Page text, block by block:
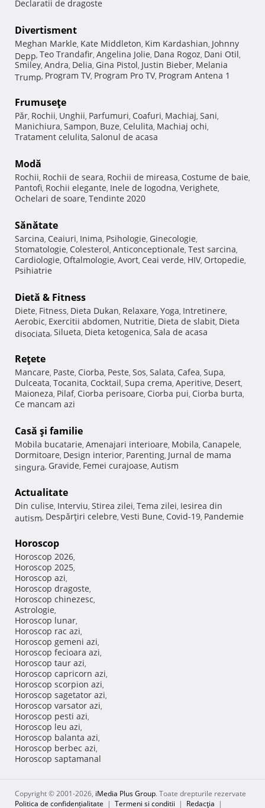
Declaratii de dragoste
Divertisment
Meghan Markle, Kate Middleton, Kim Kardashian, Johnny
Depp, Teo Trandafir, Angelina Jolie, Dana Rogoz, Dani Otil,
Smiley, Andra, Delia, Gina Pistol, Justin Bieber, Melania
Trump, Program TV, Program Pro TV, Program Antena 1
Frumuseţe
Păr, Rochii, Unghii, Parfumuri, Coafuri, Machiaj, Sani,
Manichiura, Sampon, Buze, Celulita, Machiaj ochi,
Tratament celulita, Salonul de acasa
Modă
Rochii, Rochii de seara, Rochii de mireasa, Costume de baie,
Pantofi, Rochii elegante, Inele de logodna, Verighete,
Ochelari de soare, Tendinte 2020
Sănătate
Sarcina, Ceaiuri, Inima, Psihologie, Ginecologie,
Stomatologie, Colesterol, Anticonceptionale, Test sarcina,
Cardiologie, Oftalmologie, Avort, Ceai verde, HIV, Ortopedie,
Psihiatrie
Dietă & Fitness
Diete, Fitness, Dieta Dukan, Relaxare, Yoga, Intretinere,
Aerobic, Exercitii abdomen, Nutritie, Dieta de slabit, Dieta
disociata, Silueta, Dieta ketogenica, Sala de acasa
Reţete
Mancare, Paste, Ciorba, Peste, Sos, Salata, Cafea, Supa,
Dulceata, Tocanita, Cocktail, Supa crema, Aperitive, Desert,
Maioneza, Pilaf, Ciorba perisoare, Ciorba pui, Ciorba burta,
Ce mancam azi
Casă şi familie
Mobila bucatarie, Amenajari interioare, Mobila, Canapele,
Dormitoare, Design interior, Parenting, Jurnal de mama
singura, Gravide, Femei curajoase, Autism
Actualitate
Din culise, Interviu, Stirea zilei, Tema zilei, Iesirea din
autism, Despărţiri celebre, Vesti Bune, Covid-19, Pandemie
Horoscop
Horoscop 2026,
Horoscop 2025,
Horoscop azi,
Horoscop dragoste,
Horoscop chinezesc,
Astrologie,
Horoscop lunar,
Horoscop rac azi,
Horoscop gemeni azi,
Horoscop fecioara azi,
Horoscop taur azi,
Horoscop capricorn azi,
Horoscop scorpion azi,
Horoscop sagetator azi,
Horoscop varsator azi,
Horoscop pesti azi,
Horoscop leu azi,
Horoscop balanta azi,
Horoscop berbec azi,
Horoscop saptamanal
Copyright © 2001-2026, iMedia Plus Group. Toate drepturile rezervate
Politica de confidențialitate | Termeni si conditii | Redacţia |